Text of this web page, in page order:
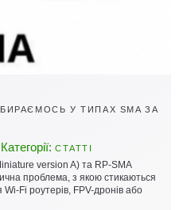
У ТИПАХ SMA ЗА
СТАТТІ
version A) та RP-SMA
проблема, з якою стикаються
Fi роутерів, FPV-дронів або